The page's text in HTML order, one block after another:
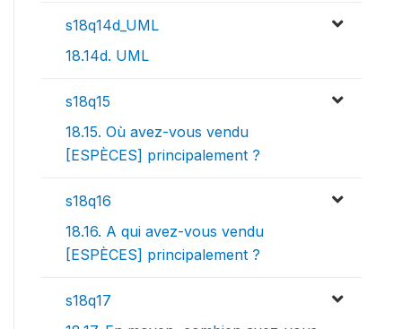
s18q14d_UML
18.14d. UML
s18q15
18.15. Où avez-vous vendu
[ESPÈCES] principalement ?
s18q16
18.16. A qui avez-vous vendu
[ESPÈCES] principalement ?
s18q17